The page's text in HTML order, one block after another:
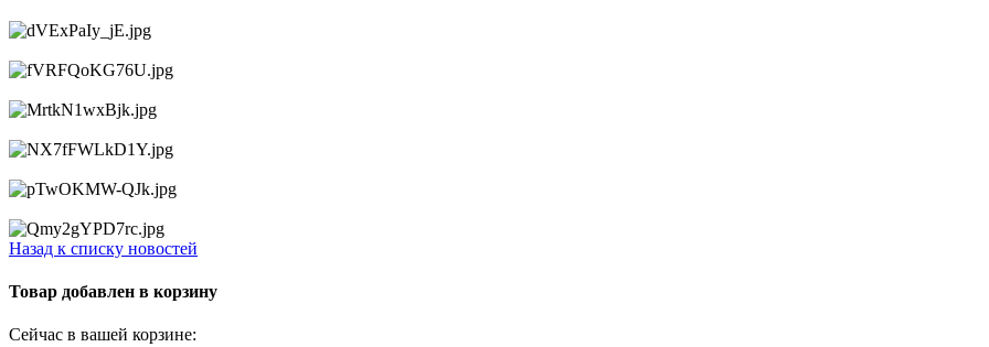
Назад к списку новостей
Товар добавлен в корзину
Сейчас в вашей корзине: